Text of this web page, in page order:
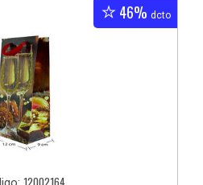
46% dcto
12002164